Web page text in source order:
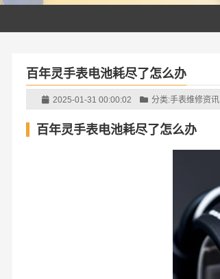
百年灵手表电池耗尽了怎么办
2025-01-31 00:00:02 分类:手表维修资讯
百年灵手表电池耗尽了怎么办